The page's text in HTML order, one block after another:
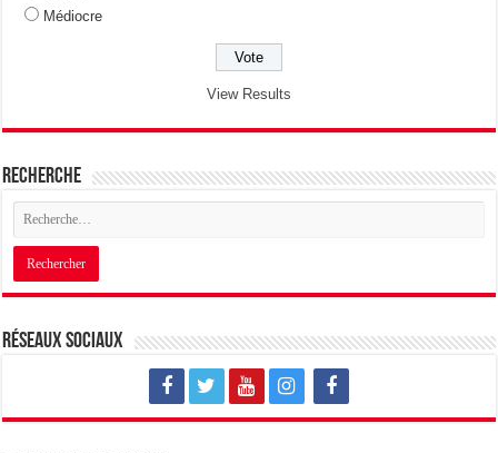
Médiocre
View Results
Recherche
Réseaux sociaux